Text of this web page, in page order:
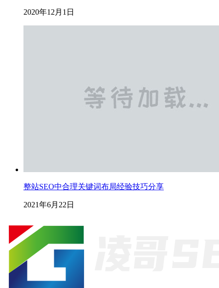
2020年12月1日
整站SEO中合理关键词布局经验技巧分享
2021年6月22日